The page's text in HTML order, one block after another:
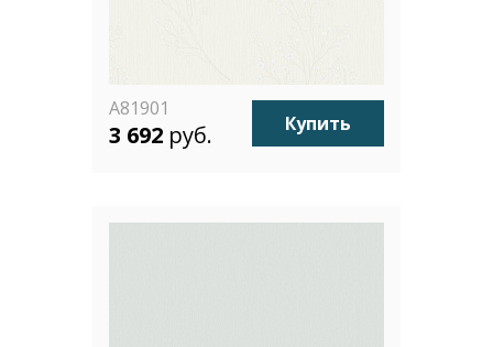
A81901
3 692 руб. Купить